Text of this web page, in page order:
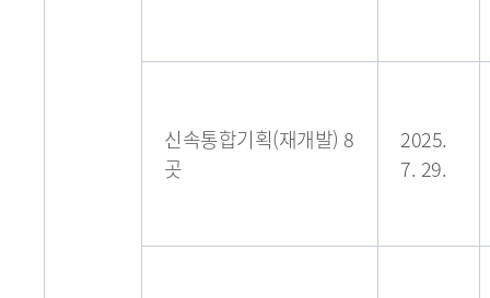
신속통합기획(재개발) 8
곳
2025.
7. 29.